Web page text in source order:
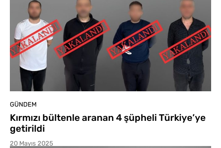
GÜNDEM
Kırmızı bültenle aranan 4 şüpheli Türkiye’ye
getirildi
20 Mayıs 2025